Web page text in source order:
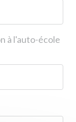
à l'auto-école